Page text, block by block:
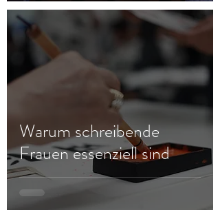
Warum schreibende
Frauen essenziell sind